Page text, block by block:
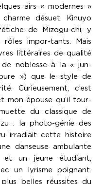
airs « modernes »
désuet. Kinuyo
de Mizogu-chi, y
impor-tants. Mais
littéraires de qualité
noblesse à la « jun-
») que le style de
Curieusement, c’est
mon épouse qu’il tour-
du classique de
: la photo-génie des
irradiait cette histoire
danseuse ambulante
et un jeune étudiant,
un lyrisme poignant.
belles réussites du